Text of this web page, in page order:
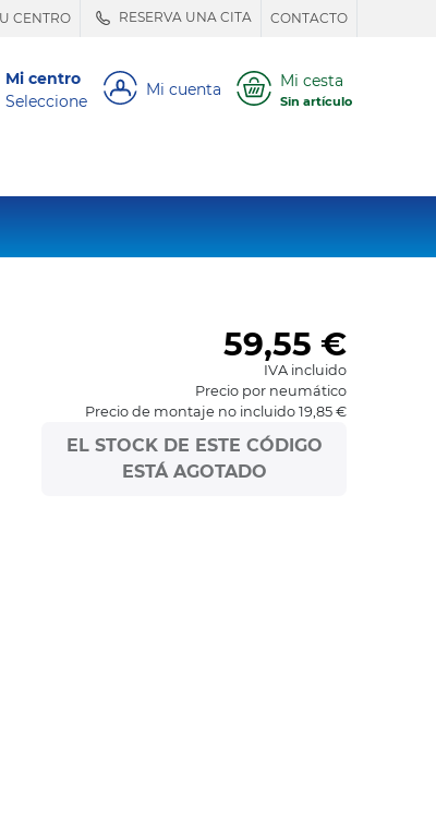
CENTRO RESERVA UNA CITA CONTACTO
Mi centro
Seleccione
Mi cuenta Mi cesta
Sin artículo
59,55 €
IVA incluido
Precio por neumático
Precio de montaje no incluido 19,85 €
EL STOCK DE ESTE CÓDIGO
ESTÁ AGOTADO